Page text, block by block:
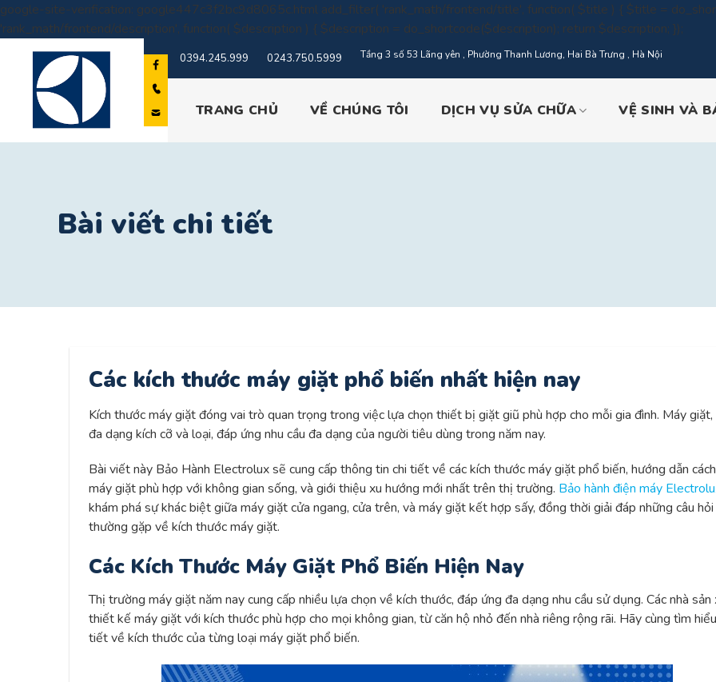
google-site-verification: google447c3f2bc9d8065c.html add_filter( 'rank_math/frontend/title', function( $title ) { $title =
'rank_math/frontend/description', function( $description ) { $description = do_shortcode($description); return $description; });
0394.245.999 0243.750.5999 Tầng 3 số 53 Lãng yên , Phường Thanh Lương, Hai Bà Trưng , Hà Nội
TRANG CHỦ VỀ CHÚNG TÔI DỊCH VỤ SỬA CHỮA VỆ SINH VÀ
Bài viết chi tiết
Các kích thước máy giặt phổ biến nhất hiện nay
Kích thước máy giặt đóng vai trò quan trọng trong việc lựa chọn thiết bị giặt giũ phù hợp cho mỗi gia đình. Máy
đa dạng kích cỡ và loại, đáp ứng nhu cầu đa dạng của người tiêu dùng trong năm nay.
Bài viết này Bảo Hành Electrolux sẽ cung cấp thông tin chi tiết về các kích thước máy giặt phổ biến, hướng dẫn
máy giặt phù hợp với không gian sống, và giới thiệu xu hướng mới nhất trên thị trường. Bảo hành điện máy
khám phá sự khác biệt giữa máy giặt cửa ngang, cửa trên, và máy giặt kết hợp sấy, đồng thời giải đáp những câu hỏi
thường gặp về kích thước máy giặt.
Các Kích Thước Máy Giặt Phổ Biến Hiện Nay
Thị trường máy giặt năm nay cung cấp nhiều lựa chọn về kích thước, đáp ứng đa dạng nhu cầu sử dụng. Các nhà sản
thiết kế máy giặt với kích thước phù hợp cho mọi không gian, từ căn hộ nhỏ đến nhà riêng rộng rãi. Hãy cùng tìm
tiết về kích thước của từng loại máy giặt phổ biến.